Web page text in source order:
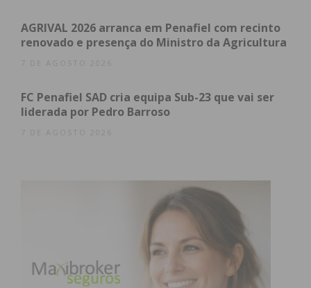
posse de bola, mas os penafidelenses sempre
conseguiram tapar os caminhos para a baliza do
esquerda em que um jogador adversário entrou na
área e rematou com perigo, mas com Caio Secco a
defender para canto. De bola parada o FC Penafiel
A partida chegou então ao fim com o 0-1 para o
Penafiel e consequente passagem à fase de grupos.
O FC Penafiel é uma das três equipas da segunda
liga que conseguiu esse feito a par do Rio Ave e
Covilhã.
AGRIVAL 2026 arranca em Penafiel com recinto
renovado e presença do Ministro da Agricultura
7 DE AGOSTO 2026
FC Penafiel SAD cria equipa Sub-23 que vai ser
liderada por Pedro Barroso
7 DE AGOSTO 2026